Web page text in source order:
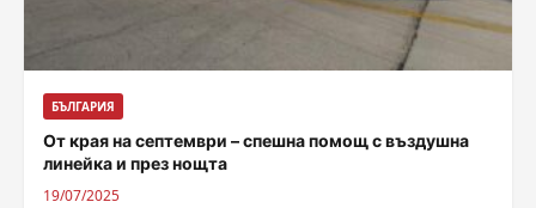
БЪЛГАРИЯ
От края на септември – спешна помощ с въздушна
линейка и през нощта
19/07/2025